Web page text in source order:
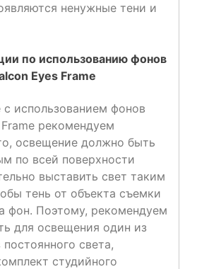
ненужные тени и
по использованию фонов
Eyes Frame
использованием фонов
рекомендуем
освещение должно быть
по всей поверхности
выставить свет таким
тень от объекта съемки
фон. Поэтому, рекомендуем
для освещения один из
света,
студийного